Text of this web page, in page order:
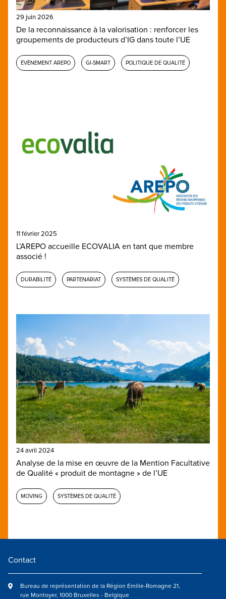
29 juin 2026
De la reconnaissance à la valorisation : renforcer les
groupements de producteurs d’IG dans toute l’UE
ÉVÈNEMENT AREPO GI-SMART POLITIQUE DE QUALITÉ
11 février 2025
L’AREPO accueille ECOVALIA en tant que membre
associé !
DURABILITÉ PARTENARIAT SYSTÈMES DE QUALITÉ
24 avril 2024
Analyse de la mise en œuvre de la Mention Facultative
de Qualité « produit de montagne » de l’UE
MOVING SYSTÈMES DE QUALITÉ
Contact
Bureau de représentation de la Région Emilie-Romagne 21,
rue Montoyer, 1000 Bruxelles - Belgique